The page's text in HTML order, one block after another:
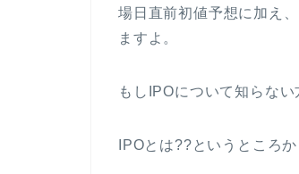
場日直前初値予想に加え
ますよ。
もしIPOについて知らな
IPOとは??というところ